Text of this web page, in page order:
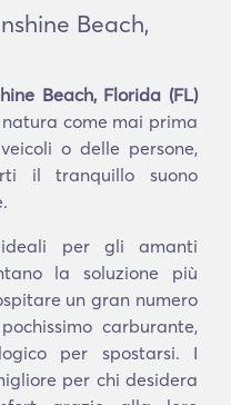
Beach,
Beach, Florida (FL)
come mai prima
o delle persone,
il tranquillo suono
per gli amanti
la soluzione più
un gran numero
carburante,
per spostarsi. I
per chi desidera